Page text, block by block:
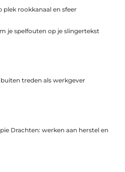
plek rookkanaal en sfeer
je spelfouten op je slingertekst
treden als werkgever
Drachten: werken aan herstel en